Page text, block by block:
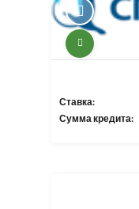
Ставка:
Сумма кредита: